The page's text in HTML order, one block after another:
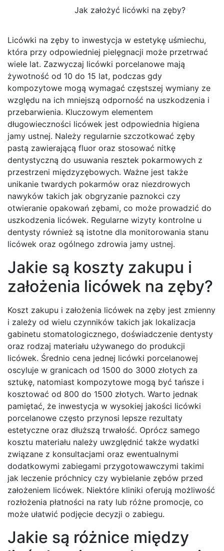
Jak założyć licówki na zęby?
Licówki na zęby to inwestycja w estetykę uśmiechu,
która przy odpowiedniej pielęgnacji może przetrwać
wiele lat. Zazwyczaj licówki porcelanowe mają
żywotność od 10 do 15 lat, podczas gdy
kompozytowe mogą wymagać częstszej wymiany ze
względu na ich mniejszą odporność na uszkodzenia i
przebarwienia. Kluczowym elementem
długowieczności licówek jest odpowiednia higiena
jamy ustnej. Należy regularnie szczotkować zęby
pastą zawierającą fluor oraz stosować nitkę
dentystyczną do usuwania resztek pokarmowych z
przestrzeni międzyzębowych. Ważne jest także
unikanie twardych pokarmów oraz niezdrowych
nawyków takich jak obgryzanie paznokci czy
otwieranie opakowań zębami, co może prowadzić do
uszkodzenia licówek. Regularne wizyty kontrolne u
dentysty również są istotne dla monitorowania stanu
licówek oraz ogólnego zdrowia jamy ustnej.
Jakie są koszty zakupu i
założenia licówek na zęby?
Koszt zakupu i założenia licówek na zęby jest zmienny
i zależy od wielu czynników takich jak lokalizacja
gabinetu stomatologicznego, doświadczenie dentysty
oraz rodzaj materiału używanego do produkcji
licówek. Średnio cena jednej licówki porcelanowej
oscyluje w granicach od 1500 do 3000 złotych za
sztukę, natomiast kompozytowe mogą być tańsze i
kosztować od 800 do 1500 złotych. Warto jednak
pamiętać, że inwestycja w wysokiej jakości licówki
porcelanowe często przynosi lepsze rezultaty
estetyczne oraz dłuższą trwałość. Oprócz samego
kosztu materiału należy uwzględnić także wydatki
związane z konsultacjami oraz ewentualnymi
dodatkowymi zabiegami przygotowawczymi takimi
jak leczenie próchnicy czy wybielanie zębów przed
założeniem licówek. Niektóre kliniki oferują możliwość
rozłożenia płatności na raty lub różne promocje, co
może ułatwić podjęcie decyzji o zabiegu.
Jakie są różnice między